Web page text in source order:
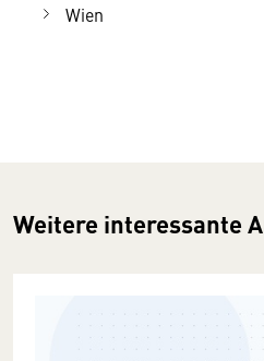
Wien
Weitere interessante